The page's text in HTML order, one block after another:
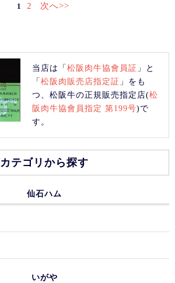
1 2 次へ>>
当店は「松阪肉牛協會員証 」と
「松阪肉販売店指定証 」をも
つ、松阪牛の正規販売指定店(松
阪肉牛協會員指定 第199号)で
す。
カテゴリから探す
仙石ハム
いがや